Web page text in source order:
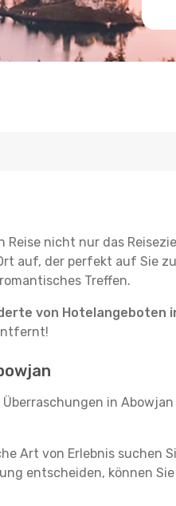
nicht nur das
auf, der perfekt auf Sie
Treffen.
von Hotelangeboten
in
Art von Erlebnis suchen
entscheiden, können